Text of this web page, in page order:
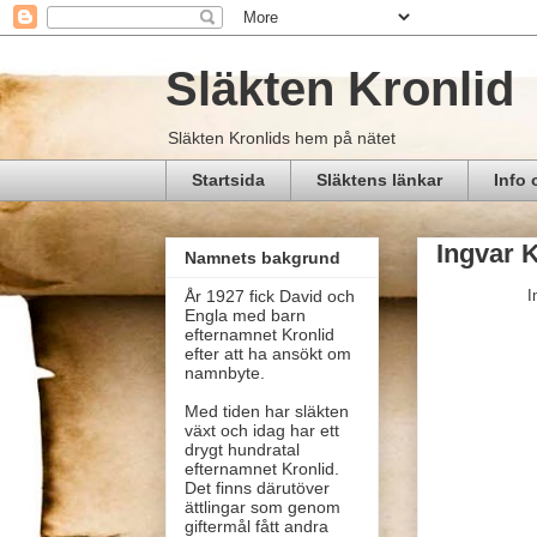
Släkten Kronlid
Släkten Kronlids hem på nätet
Startsida Släktens länkar Info
Ingvar
Namnets bakgrund
År 1927 fick David och
Engla med barn
efternamnet Kronlid
efter att ha ansökt om
namnbyte.
Med tiden har släkten
växt och idag har ett
drygt hundratal
efternamnet Kronlid.
Det finns därutöver
ättlingar som genom
giftermål fått andra